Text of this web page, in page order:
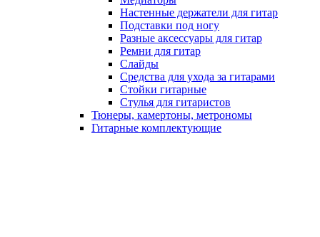
Настенные держатели для гитар
Подставки под ногу
Разные аксессуары для гитар
Ремни для гитар
Слайды
Средства для ухода за гитарами
Стойки гитарные
Стулья для гитаристов
Тюнеры, камертоны, метрономы
Гитарные комплектующие